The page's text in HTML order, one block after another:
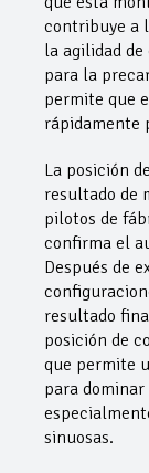
contribuye a
la agilidad
para la
permite que
rápidamente
La posición
resultado de
pilotos de
confirma el
Después de
resultado
posición de
que permite
para
sinuosas.